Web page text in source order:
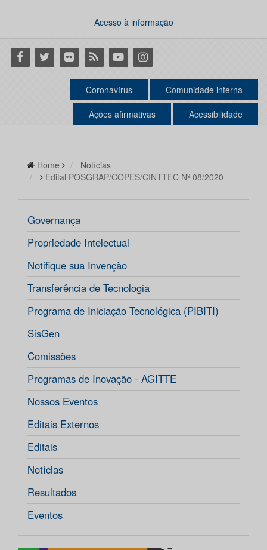
Acesso à informação
Facebook
Twitter Flickr RSS YoutubeInstagram
Coronavírus Comunidade interna
Ações afirmativas Acessibilidade
Home
Notícias
Edital POSGRAP/COPES/CINTTEC Nº 08/2020
Governança
Propriedade Intelectual
Notifique sua Invenção
Transferência de Tecnologia
Programa de Iniciação Tecnológica (PIBITI)
SisGen
Comissões
Programas de Inovação - AGITTE
Nossos Eventos
Editais Externos
Editais
Notícias
Resultados
Eventos